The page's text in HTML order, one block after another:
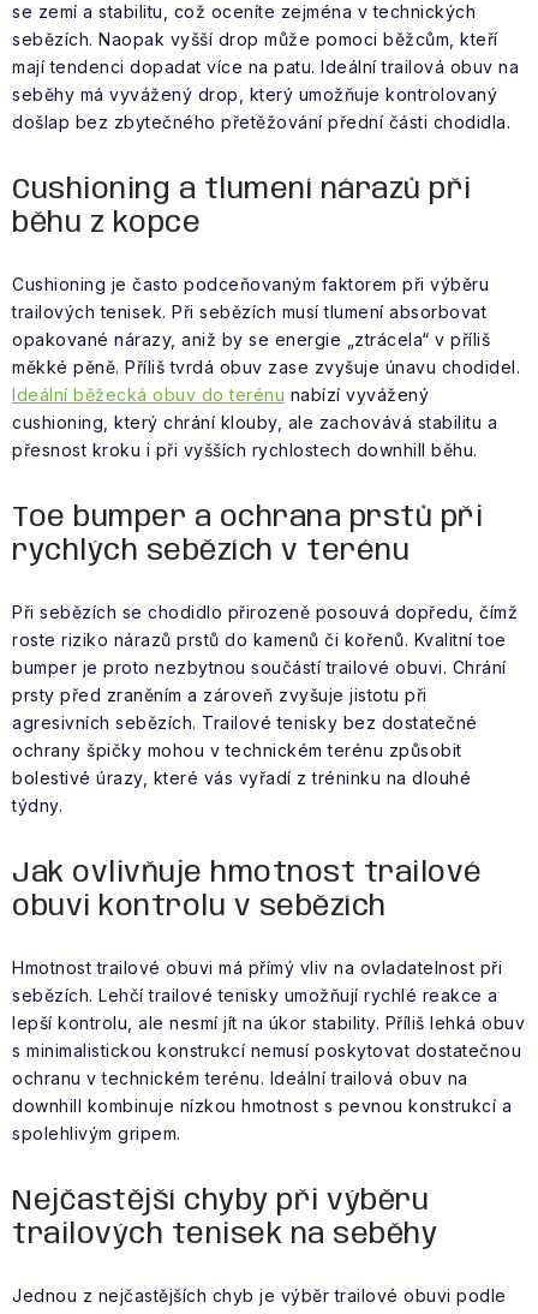
se zemí a stabilitu, což oceníte zejména v technických
sebězích. Naopak vyšší drop může pomoci běžcům, kteří
mají tendenci dopadat více na patu. Ideální trailová obuv na
seběhy má vyvážený drop, který umožňuje kontrolovaný
došlap bez zbytečného přetěžování přední části chodidla.
Cushioning a tlumení nárazů při
běhu z kopce
Cushioning je často podceňovaným faktorem při výběru
trailových tenisek. Při sebězích musí tlumení absorbovat
opakované nárazy, aniž by se energie „ztrácela“ v příliš
měkké pěně. Příliš tvrdá obuv zase zvyšuje únavu chodidel.
Ideální běžecká obuv do terénu nabízí vyvážený
cushioning, který chrání klouby, ale zachovává stabilitu a
přesnost kroku i při vyšších rychlostech downhill běhu.
Toe bumper a ochrana prstů při
rychlých sebězích v terénu
Při sebězích se chodidlo přirozeně posouvá dopředu, čímž
roste riziko nárazů prstů do kamenů či kořenů. Kvalitní toe
bumper je proto nezbytnou součástí trailové obuvi. Chrání
prsty před zraněním a zároveň zvyšuje jistotu při
agresivních sebězích. Trailové tenisky bez dostatečné
ochrany špičky mohou v technickém terénu způsobit
bolestivé úrazy, které vás vyřadí z tréninku na dlouhé
týdny.
Jak ovlivňuje hmotnost trailové
obuvi kontrolu v sebězích
Hmotnost trailové obuvi má přímý vliv na ovladatelnost při
sebězích. Lehčí trailové tenisky umožňují rychlé reakce a
lepší kontrolu, ale nesmí jít na úkor stability. Příliš lehká obuv
s minimalistickou konstrukcí nemusí poskytovat dostatečnou
ochranu v technickém terénu. Ideální trailová obuv na
downhill kombinuje nízkou hmotnost s pevnou konstrukcí a
spolehlivým gripem.
Nejčastější chyby při výběru
trailových tenisek na seběhy
Jednou z nejčastějších chyb je výběr trailové obuvi podle